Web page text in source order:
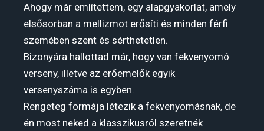
Ahogy már említettem, egy alapgyakorlat, amely
elsősorban a mellizmot erősíti és minden férfi
szemében szent és sérthetetlen.
Bizonyára hallottad már, hogy van fekvenyomó
verseny, illetve az erőemelők egyik
versenyszáma is egyben.
Rengeteg formája létezik a fekvenyomásnak, de
én most neked a klasszikusról szeretnék